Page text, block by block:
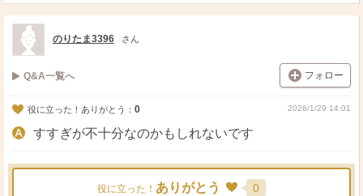
ス
ト
ェ
る
のりたま3396 さん
Q&A一覧へ フォロー
役に立った！ありがとう： 0 2026/1/29 14:01
すすぎが不十分なのかもしれないです
役に立った！ ありがとう 0